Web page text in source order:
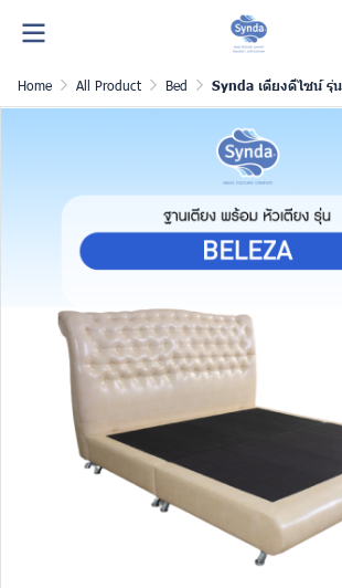
Home All Product Bed Synda เตียงดีไซน์ รุ่